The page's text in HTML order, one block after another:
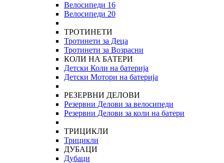
Велосипеди 16
Велосипеди 20
ТРОТИНЕТИ
Тротинети за Деца
Тротинети за Возрасни
КОЛИ НА БАТЕРИ
Детски Коли на батерија
Детски Мотори на батерија
РЕЗЕРВНИ ДЕЛОВИ
Резервни Делови за велосипеди
Резервни Делови за коли на батери
ТРИЦИКЛИ
Трицикли
ДУБАЦИ
Дубаци